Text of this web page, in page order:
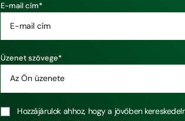
E-mail cím*
Üzenet szövege*
Hozzájárulok ahhoz, hogy a jövőben